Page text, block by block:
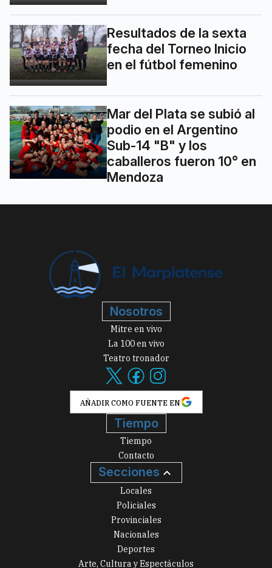
Resultados de la sexta
fecha del Torneo Inicio
en el fútbol femenino
Mar del Plata se subió al
podio en el Argentino
Sub-14 "B" y los
caballeros fueron 10° en
Mendoza
Nosotros
Mitre en vivo
La 100 en vivo
Teatro tronador
AÑADIR COMO FUENTE EN
Tiempo
Tiempo
Contacto
Secciones
Locales
Policiales
Provinciales
Nacionales
Deportes
Arte, Cultura y Espectáculos